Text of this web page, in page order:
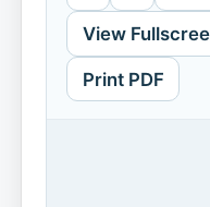
View
Print PDF